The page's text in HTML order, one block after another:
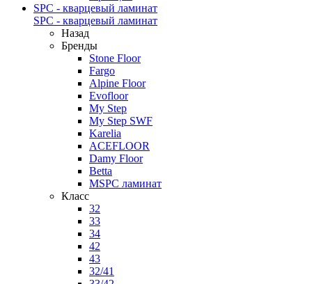
SPC - кварцевый ламинат
SPC - кварцевый ламинат
Назад
Бренды
Stone Floor
Fargo
Alpine Floor
Evofloor
My Step
My Step SWF
Karelia
ACEFLOOR
Damy Floor
Betta
MSPC ламинат
Класс
32
33
34
42
43
32/41